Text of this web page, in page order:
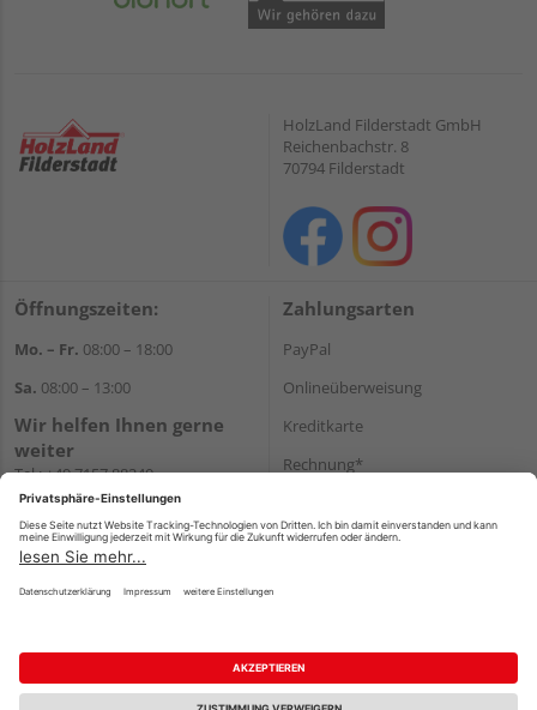
HolzLand Filderstadt GmbH
Reichenbachstr. 8
70794 Filderstadt
Öffnungszeiten:
Mo. – Fr. 08:00 – 18:00
Sa. 08:00 – 13:00
Wir helfen Ihnen gerne
weiter
Tel.:+49 7157 88240
E-Mail:shop@holzland-
filderstadt.de
Zahlungsarten
PayPal
Onlineüberweisung
Kreditkarte
Rechnung*
Versand
Impressum AGB Widerruf
Datenschutz
Reservierungsbedingungen
Vertrag widerrufen